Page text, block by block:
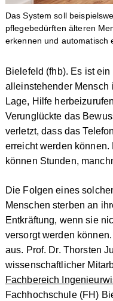
Das System soll
pflegebedürften älteren
erkennen und automatisch
Bielefeld (fhb). Es ist
alleinstehender Mensch
Lage, Hilfe
Verunglückte das
verletzt, dass das
erreicht werden
können Stunden,
Die Folgen eines
Menschen sterben an
Entkräftung, wenn sie
versorgt werden
aus. Prof. Dr. Thorsten
wissenschaftlicher
Fachbereich
Fachhochschule (FH)